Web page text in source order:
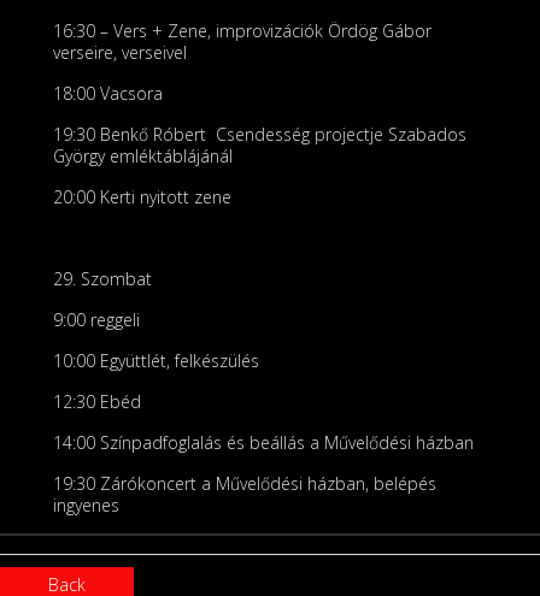
16:30 – Vers + Zene, improvizációk Ördög Gábor
verseire, verseivel
18:00 Vacsora
19:30 Benkő Róbert Csendesség projectje Szabados
György emléktáblájánál
20:00 Kerti nyitott zene
29. Szombat
9:00 reggeli
10:00 Együttlét, felkészülés
12:30 Ebéd
14:00 Színpadfoglalás és beállás a Művelődési házban
19:30 Zárókoncert a Művelődési házban, belépés
ingyenes
Back